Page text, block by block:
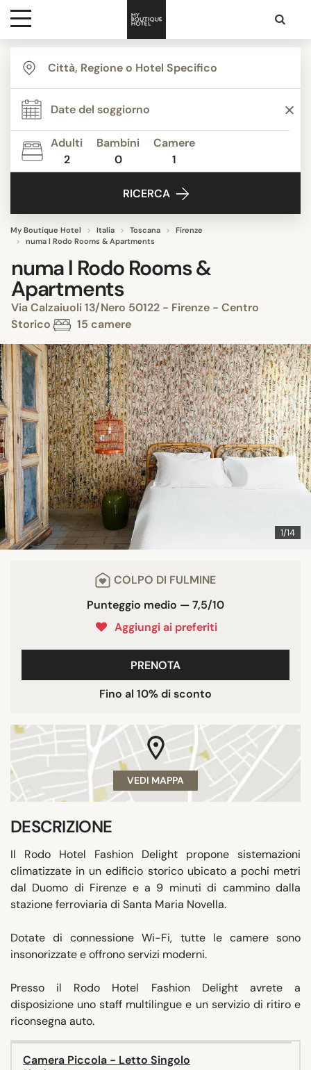
Destinazioni
Ispirazione
Contatti
Adulti
2
Bambini
0
Camere
1
RICERCA
My Boutique Hotel Italia Toscana
Firenze
numa l Rodo Rooms & Apartments
numa l Rodo Rooms &
Apartments
Via Calzaiuoli 13/Nero 50122 - Firenze - Centro
Storico
15 camere
1/14
COLPO DI FULMINE
Punteggio medio — 7,5/10
Aggiungi ai preferiti
PRENOTA
Fino al 10% di sconto
VEDI MAPPA
DESCRIZIONE
Il Rodo Hotel Fashion Delight propone sistemazioni
climatizzate in un edificio storico ubicato a pochi metri
dal Duomo di Firenze e a 9 minuti di cammino dalla
stazione ferroviaria di Santa Maria Novella.
Dotate di connessione Wi-Fi, tutte le camere sono
insonorizzate e offrono servizi moderni.
Presso il Rodo Hotel Fashion Delight avrete a
disposizione uno staff multilingue e un servizio di ritiro e
riconsegna auto.
Camera Piccola - Letto Singolo